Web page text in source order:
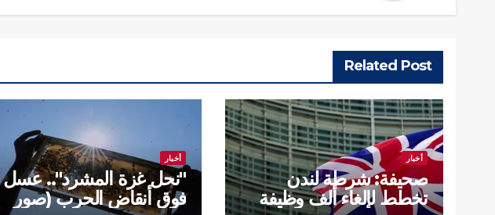
Related Post
أخبار
صحيفة: شرطة لندن
تخطط لإلغاء ألف وظيفة
أخبار
"نحل غزة المشرد".. عسل
فوق أنقاض الحرب (صور